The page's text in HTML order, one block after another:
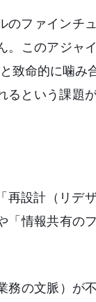
ファインチ
。このアジャ
致命的に噛み
るという課題
再設計（リデ
「情報共有の
の文脈）が